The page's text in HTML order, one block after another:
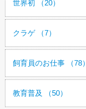
世界初 （20）
クラゲ （7）
飼育員のお仕事 （78）
教育普及 （50）